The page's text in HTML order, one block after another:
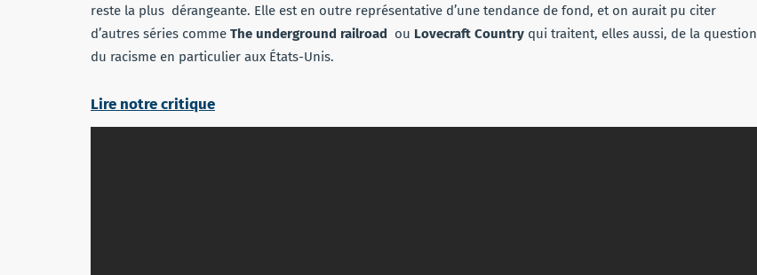
reste la plus dérangeante. Elle est en outre représentative d’une tendance de fond, et on aurait pu citer
d’autres séries comme The underground railroad ou Lovecraft Country qui traitent, elles aussi, de la question
du racisme en particulier aux États-Unis.
Lire notre critique